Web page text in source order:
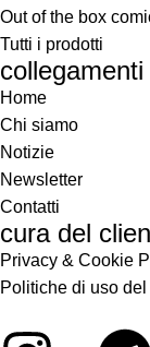
Out of the box
Tutti i prodotti
collegamenti
Home
Chi siamo
Notizie
Newsletter
Contatti
cura del
Privacy & Cookie
Politiche di uso